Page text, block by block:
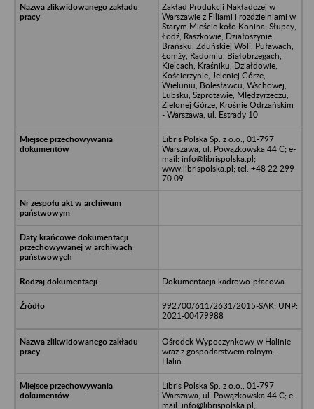
Zakład Produkcji Nakładczej w
Warszawie z Filiami i rozdzielniami w
Starym Mieście koło Konina; Słupcy,
Łodź, Raszkowie, Działoszynie,
Brańsku, Zduńskiej Woli, Puławach,
Łomży, Radomiu, Białobrzegach,
Kielcach, Kraśniku, Działdowie,
Kościerzynie, Jeleniej Górze,
Wieluniu, Bolesławcu, Wschowej,
Lubsku, Szprotawie, MIędzyrzeczu,
Zielonej Górze, Krośnie Odrzańskim
- Warszawa, ul. Estrady 10
Libris Polska Sp. z o.o., 01-797
Warszawa, ul. Powązkowska 44 C; e-
mail: info@librispolska.pl;
www.librispolska.pl; tel. +48 22 299
70 09
Dokumentacja kadrowo-płacowa
992700/611/2631/2015-SAK; UNP:
2021-00479988
Ośrodek Wypoczynkowy w Halinie
wraz z gospodarstwem rolnym -
Halin
Libris Polska Sp. z o.o., 01-797
Warszawa, ul. Powązkowska 44 C; e-
mail: info@librispolska.pl;